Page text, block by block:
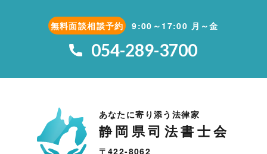
無料面談相談予約 9:00～17:00 月～金
054-289-3700
あなたに寄り添う法律家
静岡県司法書士会
〒422-8062